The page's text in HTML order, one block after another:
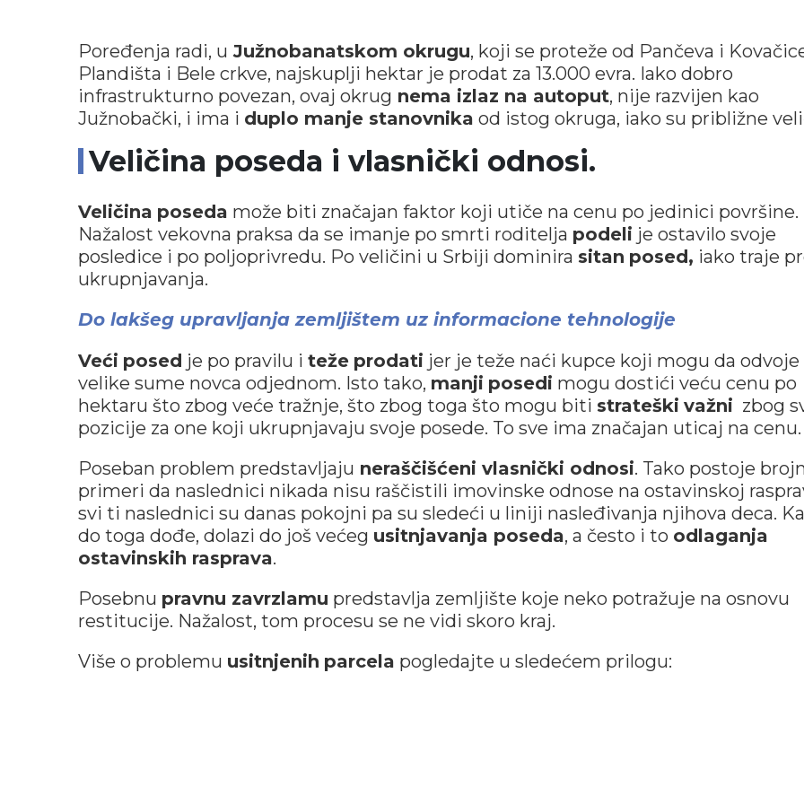
Poređenja radi, u Južnobanatskom okrugu, koji se proteže od Pančeva i
Plandišta i Bele crkve, najskuplji hektar je prodat za 13.000 evra. Iako dobro
infrastrukturno povezan, ovaj okrug nema izlaz na autoput, nije razvijen kao
Južnobački, i ima i duplo manje stanovnika od istog okruga, iako su približne
Veličina poseda i vlasnički odnosi.
Veličina poseda može biti značajan faktor koji utiče na cenu po jedinici površine.
Nažalost vekovna praksa da se imanje po smrti roditelja podeli je ostavilo svoje
posledice i po poljoprivredu. Po veličini u Srbiji dominira sitan posed, iako traje
ukrupnjavanja.
Do lakšeg upravljanja zemljištem uz informacione tehnologije
Veći posed je po pravilu i teže prodati jer je teže naći kupce koji mogu da odvoje
velike sume novca odjednom. Isto tako, manji posedi mogu dostići veću cenu po
hektaru što zbog veće tražnje, što zbog toga što mogu biti strateški važni zbog
pozicije za one koji ukrupnjavaju svoje posede. To sve ima značajan uticaj na cenu.
Poseban problem predstavljaju neraščišćeni vlasnički odnosi. Tako postoje
primeri da naslednici nikada nisu raščistili imovinske odnose na ostavinskoj
svi ti naslednici su danas pokojni pa su sledeći u liniji nasleđivanja njihova deca.
do toga dođe, dolazi do još većeg usitnjavanja poseda, a često i to odlaganja
ostavinskih rasprava.
Posebnu pravnu zavrzlamu predstavlja zemljište koje neko potražuje na osnovu
restitucije. Nažalost, tom procesu se ne vidi skoro kraj.
Više o problemu usitnjenih parcela pogledajte u sledećem prilogu: